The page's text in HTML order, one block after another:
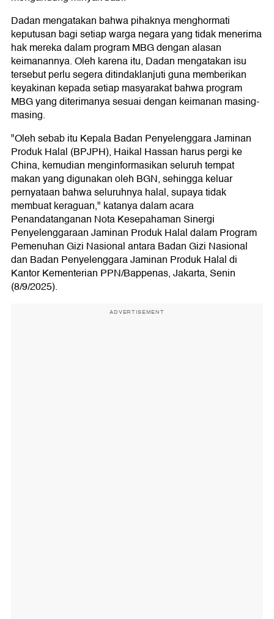
Dadan mengatakan bahwa pihaknya menghormati
keputusan bagi setiap warga negara yang tidak menerima
hak mereka dalam program MBG dengan alasan
keimanannya. Oleh karena itu, Dadan mengatakan isu
tersebut perlu segera ditindaklanjuti guna memberikan
keyakinan kepada setiap masyarakat bahwa program
MBG yang diterimanya sesuai dengan keimanan masing-
masing.
"Oleh sebab itu Kepala Badan Penyelenggara Jaminan
Produk Halal (BPJPH), Haikal Hassan harus pergi ke
China, kemudian menginformasikan seluruh tempat
makan yang digunakan oleh BGN, sehingga keluar
pernyataan bahwa seluruhnya halal, supaya tidak
membuat keraguan," katanya dalam acara
Penandatanganan Nota Kesepahaman Sinergi
Penyelenggaraan Jaminan Produk Halal dalam Program
Pemenuhan Gizi Nasional antara Badan Gizi Nasional
dan Badan Penyelenggara Jaminan Produk Halal di
Kantor Kementerian PPN/Bappenas, Jakarta, Senin
(8/9/2025).
ADVERTISEMENT